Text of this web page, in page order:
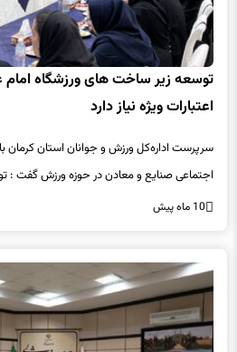
توسعه زیر ساخت های ورزشگاه امام
اعتبارات ویژه نیاز دارد
سرپرست اداره‌کل ورزش و جوانان استان کرمان
اجتماعی صنایع و معادن در حوزه ورزش گفت :
10 ماه پیش